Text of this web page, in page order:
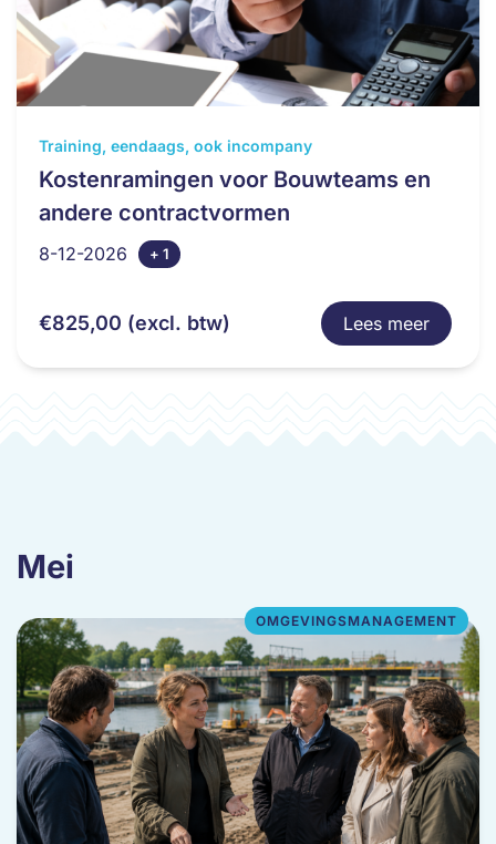
Training, eendaags, ook incompany
Kostenramingen voor Bouwteams en
andere contractvormen
8-12-2026 + 1
€825,00 (excl. btw) Lees meer
Dit
product
heeft
meerdere
variaties.
kan
Mei
OMGEVINGSMANAGEMENT